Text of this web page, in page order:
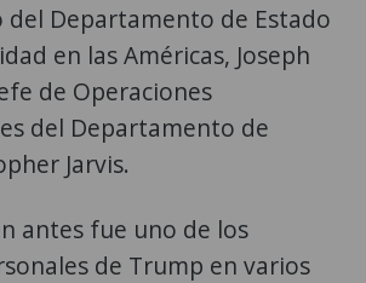
del Departamento de Estado
en las Américas, Joseph
de Operaciones
del Departamento de
Jarvis.
antes fue uno de los
de Trump en varios